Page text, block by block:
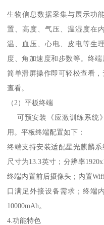
生物信息数据采集与展示功
置、高度、气压、温湿度在
温、血压、心电、皮电等生
度、角加速度和步数等。终
简单滑屏操作即可轻松查看
查看。
（2）平板终端
可预安装《应激训练系统
用。平板终端配置如下：
终端支持安装适配星光麒麟
尺寸为13.3英寸；分辨率
终端内置前后摄像头；内置
口满足外接设备需求；终端
10000mAh。
4.功能特色